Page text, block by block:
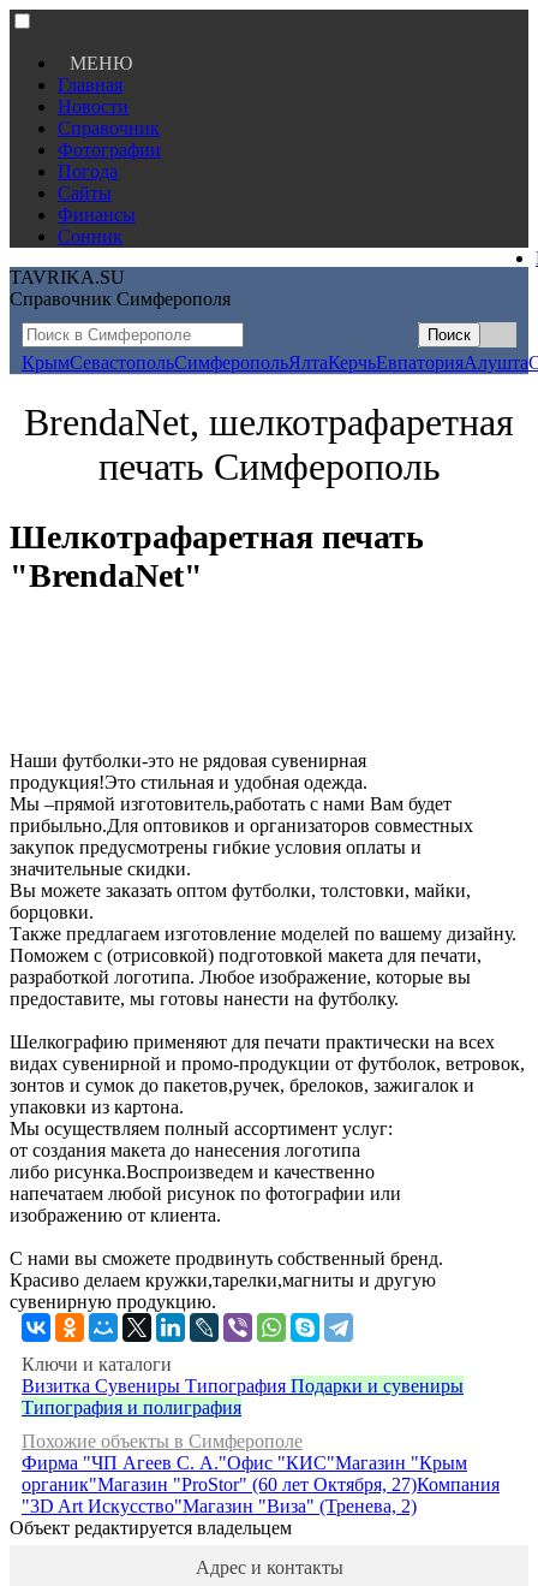
МЕНЮ
Главная
Новости
Справочник
Фотографии
Погода
Сайты
Финансы
Сонник
TAVRIKA.SU
Справочник Симферополя
КрымСевастопольСимферопольЯлтаКерчьЕвпаторияАлушта
BrendaNet, шелкотрафаретная
печать Симферополь
Шелкотрафаретная печать
"BrendaNet"
Наши футболки-это не рядовая сувенирная
продукция!Это стильная и удобная одежда.
Мы –прямой изготовитель,работать с нами Вам будет
прибыльно.Для оптовиков и организаторов совместных
закупок предусмотрены гибкие условия оплаты и
значительные скидки.
Вы можете заказать оптом футболки, толстовки, майки,
борцовки.
Также предлагаем изготовление моделей по вашему дизайну.
Поможем с (отрисовкой) подготовкой макета для печати,
разработкой логотипа. Любое изображение, которые вы
предоставите, мы готовы нанести на футболку.
Шелкографию применяют для печати практически на всех
видах сувенирной и промо-продукции от футболок, ветровок,
зонтов и сумок до пакетов,ручек, брелоков, зажигалок и
упаковки из картона.
Мы осуществляем полный ассортимент услуг:
от создания макета до нанесения логотипа
либо рисунка.Воспроизведем и качественно
напечатаем любой рисунок по фотографии или
изображению от клиента.
С нами вы сможете продвинуть собственный бренд.
Красиво делаем кружки,тарелки,магниты и другую
сувенирную продукцию.
Ключи и каталоги
Визитка Сувениры Типография Подарки и сувениры
Типография и полиграфия
Похожие объекты в Симферополе
Фирма "ЧП Агеев С. А."Офис "КИС"Магазин "Крым
органик"Магазин "ProStor" (60 лет Октября, 27)Компания
"3D Art Искусство"Магазин "Виза" (Тренева, 2)
Объект редактируется владельцем
Адрес и контакты